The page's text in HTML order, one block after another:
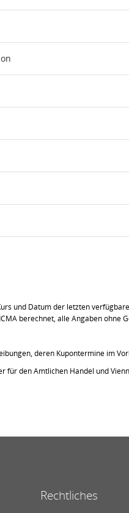
und Datum der letzten
berechnet, alle Angaben ohne
deren Kupontermine im
für den Amtlichen Handel und
Rechtliches